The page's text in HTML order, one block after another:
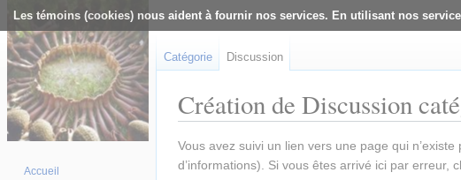
Les témoins (cookies) nous aident à fournir nos services. En utilisant nos
Création de Discussion
Vous avez suivi un lien vers une page qui
d’informations). Si vous êtes arrivé ici par erreur,
Catégorie Discussion
Accueil